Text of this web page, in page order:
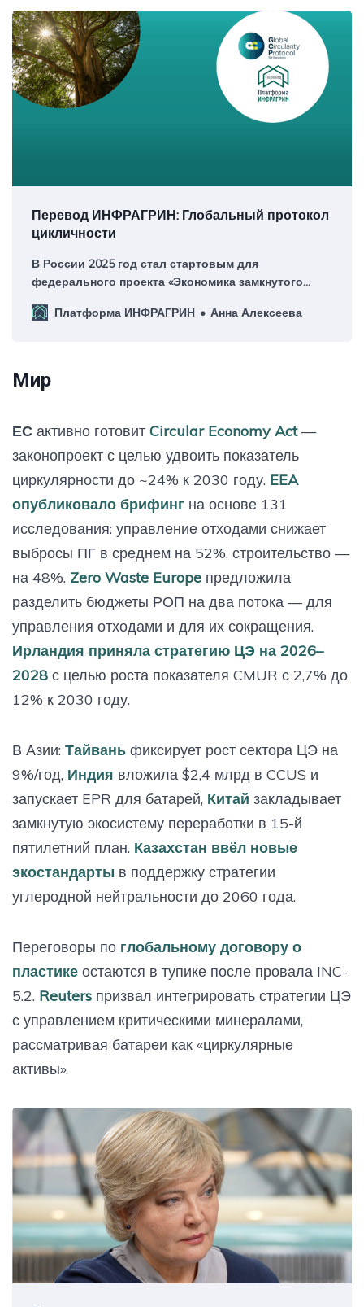
Перевод ИНФРАГРИН: Глобальный протокол
цикличности
В России 2025 год стал стартовым для
федерального проекта «Экономика замкнутого
благополучие», а в октябре платформа ИНФРАГРИН
Платформа ИНФРАГРИН Анна Алексеева
Мир
ЕС активно готовит Circular Economy Act—
законопроект с целью удвоить показатель
циркулярности до ~24% к 2030 году. EEA
опубликовало брифинг на основе 131
исследования: управление отходами снижает
выбросы ПГ в среднем на 52%, строительство —
на 48%. Zero Waste Europe предложила
разделить бюджеты РОП на два потока — для
управления отходами и для их сокращения.
Ирландия приняла стратегию ЦЭ на 2026–
2028 с целью роста показателя CMUR с 2,7% до
12% к 2030 году.
В Азии: Тайвань фиксирует рост сектора ЦЭ на
9%/год, Индия вложила $2,4 млрд в CCUS и
запускает EPR для батарей, Китай закладывает
замкнутую экосистему переработки в 15-й
пятилетний план. Казахстан ввёл новые
экостандарты в поддержку стратегии
углеродной нейтральности до 2060 года.
Переговоры по глобальному договору о
пластике остаются в тупике после провала INC-
5.2. Reuters призвал интегрировать стратегии ЦЭ
с управлением критическими минералами,
рассматривая батареи как «циркулярные
активы».